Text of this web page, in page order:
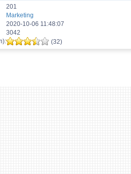
201
Marketing
2020-10-06 11:48:07
3042
(32)